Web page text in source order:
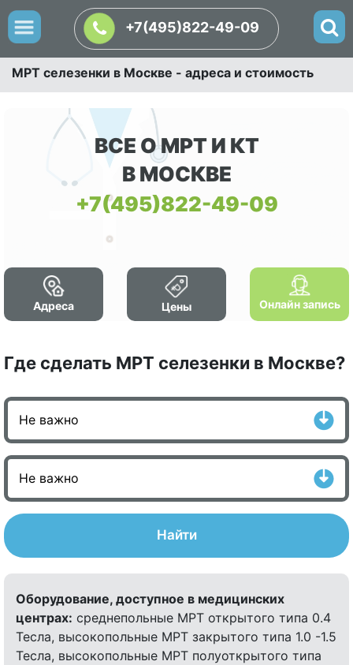
+7(495)822-49-09
МРТ селезенки в Москве - адреса и стоимость
ВСЕ О МРТ И КТ
В МОСКВЕ
+7(495)822-49-09
Адреса Цены Онлайн запись
Где сделать МРТ селезенки в Москве?
Найти
Оборудование, доступное в медицинских
центрах: среднепольные МРТ открытого типа 0.4
Тесла, высокопольные МРТ закрытого типа 1.0 -1.5
Тесла, высокопольные МРТ полуоткрытого типа